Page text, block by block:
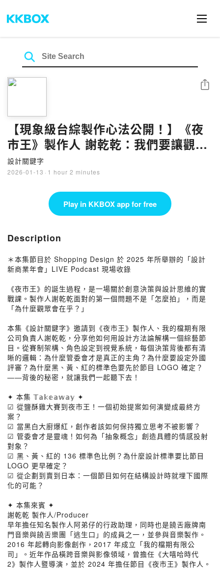
【現象級台綜製作心法公開！】《夜
市王》製作人 謝乾乾：我們要讓觀眾
一秒都無法分心！｜LIVE Podcast
特別單元
設計關鍵字
2026-01-13 · 1 hour 2 minutes
Share
Play in KKBOX app for free
Description
＊本集節目於 Shopping Design 於 2025 年所舉辦的「設計
新商業年會」LIVE Podcast 現場收錄
《夜市王》的誕生過程，是一場關於創意決策與設計思維的實
戰課。製作人謝乾乾面對的第一個問題不是「怎麼拍」，而是
「為什麼觀眾會在乎？」
本集《設計關鍵字》邀請到《夜市王》製作人、我的檔期有限
公司負責人謝乾乾，分享他如何用設計方法論解構一個綜藝節
目。從賽制架構、角色設定到視覺系統，每個決策背後都有清
晰的邏輯：為什麼管委會才是真正的主角？為什麼要設定外國
評審？為什麼黑、黃、紅的標準色要先於節目 LOGO 確定？
——背後的秘密，就讓我們一起聽下去！
✦ 本集 𝕋𝕒𝕜𝕖𝕒𝕨𝕒𝕪 ✦
☑ 從鹽酥雞大賽到夜市王！一個初始提案如何演變成最終方
案？
☑ 當黑白大廚爆紅，創作者該如何保持獨立思考不被影響？
☑ 管委會才是靈魂！如何為「抽象概念」創造具體的情感投射
對象？
☑ 黑、黃、紅的 136 標準色比例？為什麼設計標準要比節目
LOGO 更早確定？
☑ 從企劃到賣到日本：一個節目如何在結構設計時就埋下國際
化的可能？
✦ 本集來賓 ✦
謝乾乾 製作人/Producer
早年擔任知名製作人阿弟仔的行政助理，同時也是饒舌廠牌南
門音樂與饒舌樂團「逃生口」的成員之一，並參與音樂製作。
2016 年起轉向影像創作，2017 年成立「我的檔期有限公
司」。近年作品橫跨音樂與影像領域，曾擔任《大嘻哈時代
2》製作人暨導演，並於 2024 年擔任節目《夜市王》製作人。